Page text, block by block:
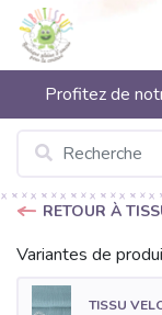
Profitez de
RETOUR À
Variantes de
TISSU